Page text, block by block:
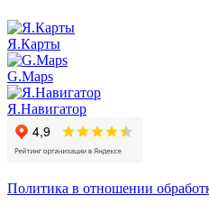
Я.Карты
G.Maps
Я.Навигатор
Политика в отношении